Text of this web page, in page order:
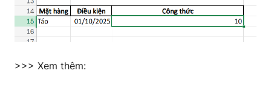
>>> Xem thêm: